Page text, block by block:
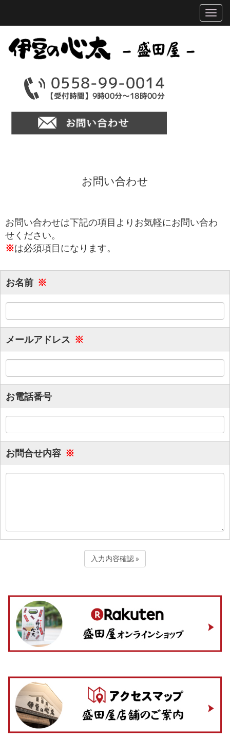
お問い合わせ
お問い合わせは下記の項目よりお気軽にお問い合わ
せください。
※は必須項目になります。
お名前 ※
メールアドレス ※
お電話番号
お問合せ内容 ※